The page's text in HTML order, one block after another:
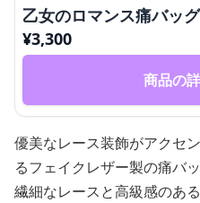
乙女のロマンス痛バッ
¥3,300
商品の
優美なレース装飾がアクセ
るフェイクレザー製の痛バッ
繊細なレースと高級感のあ